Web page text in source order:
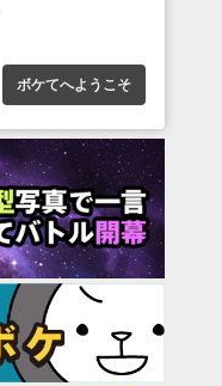
ボケてへようこそ